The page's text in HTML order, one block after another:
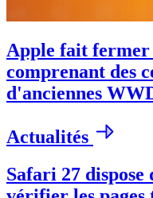
Apple fait fermer
comprenant des
d'anciennes
Actualités
Safari 27 dispose